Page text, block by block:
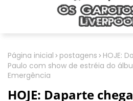
Página inicial postagens
HOJE:
Paulo com show de estréia do
Emergência
HOJE: Daparte